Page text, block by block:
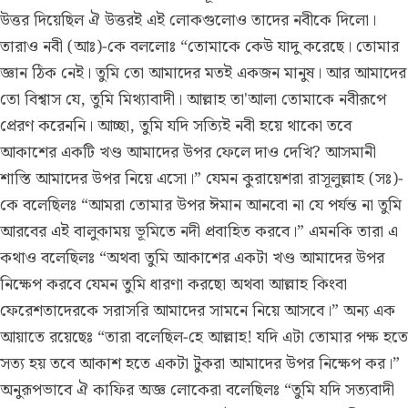
উত্তর দিয়েছিল ঐ উত্তরই এই লোকগুলোও তাদের নবীকে দিলো।
তারাও নবী (আঃ)-কে বললোঃ “তোমাকে কেউ যাদু করেছে। তোমার
জ্ঞান ঠিক নেই। তুমি তো আমাদের মতই একজন মানুষ। আর আমাদের
তো বিশ্বাস যে, তুমি মিথ্যাবাদী। আল্লাহ তা'আলা তোমাকে নবীরূপে
প্রেরণ করেননি। আচ্ছা, তুমি যদি সত্যিই নবী হয়ে থাকো তবে
আকাশের একটি খণ্ড আমাদের উপর ফেলে দাও দেখি? আসমানী
শাস্তি আমাদের উপর নিয়ে এসো।” যেমন কুরায়েশরা রাসূলুল্লাহ (সঃ)-
কে বলেছিলঃ “আমরা তোমার উপর ঈমান আনবো না যে পর্যন্ত না তুমি
আরবের এই বালুকাময় ভূমিতে নদী প্রবাহিত করবে।” এমনকি তারা এ
কথাও বলেছিলঃ “অথবা তুমি আকাশের একটা খণ্ড আমাদের উপর
নিক্ষেপ করবে যেমন তুমি ধারণা করছো অথবা আল্লাহ কিংবা
ফেরেশতাদেরকে সরাসরি আমাদের সামনে নিয়ে আসবে।” অন্য এক
আয়াতে রয়েছেঃ “তারা বলেছিল-হে আল্লাহ! যদি এটা তোমার পক্ষ হতে
সত্য হয় তবে আকাশ হতে একটা টুকরা আমাদের উপর নিক্ষেপ কর।”
অনুরূপভাবে ঐ কাফির অজ্ঞ লোকেরা বলেছিলঃ “তুমি যদি সত্যবাদী